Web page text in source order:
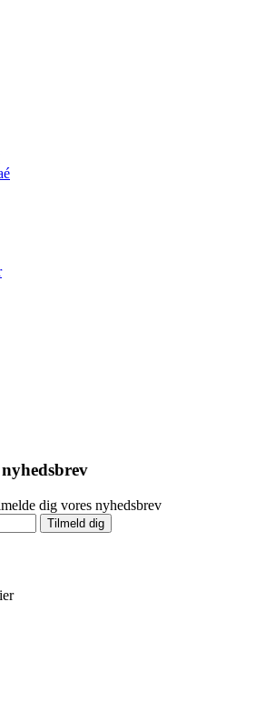
dig vores nyhedsbrev
Tilmeld dig